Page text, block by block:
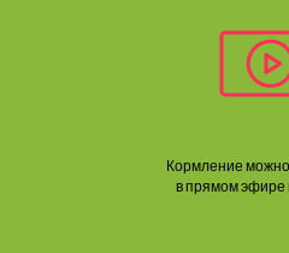
Кормление
в прямом эфире